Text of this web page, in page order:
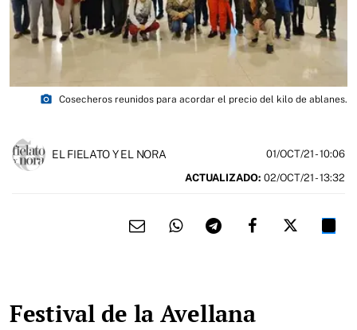
photo_camera Cosecheros reunidos para acordar el precio del kilo de ablanes.
EL FIELATO Y EL NORA 01/OCT/21- 10:06
ACTUALIZADO: 02/OCT/21 - 13:32
Festival de la Avellana